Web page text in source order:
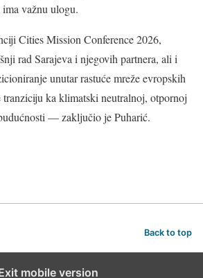
važnu ulogu.
Cities Mission Conference 2026,
rad Sarajeva i njegovih partnera, ali i
unutar rastuće mreže evropskih
tranziciju ka klimatski neutralnoj, otpornoj
— zaključio je Puharić.
Back to top
mobile version